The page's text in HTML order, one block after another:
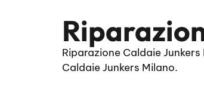
Riparazione Caldaie
Caldaie Junkers Milano.